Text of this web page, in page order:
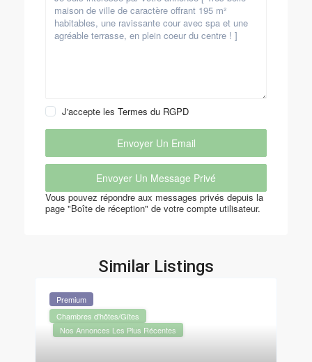
J'accepte lesTermes du RGPD
Vous pouvez répondre aux messages privés depuis la
page "Boîte de réception" de votre compte utilisateur.
Similar Listings
Premium
Chambres d'hôtes/Gîtes
Nos Annonces Les Plus Récentes